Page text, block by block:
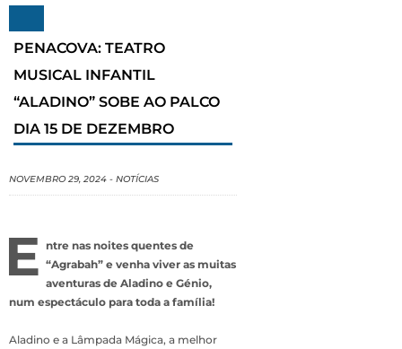
PENACOVA: TEATRO
MUSICAL INFANTIL
“ALADINO” SOBE AO PALCO
DIA 15 DE DEZEMBRO
NOVEMBRO 29, 2024 - NOTÍCIAS
E ntre nas noites quentes de
“Agrabah” e venha viver as muitas
aventuras de Aladino e Génio,
num espectáculo para toda a família!
Aladino e a Lâmpada Mágica, a melhor